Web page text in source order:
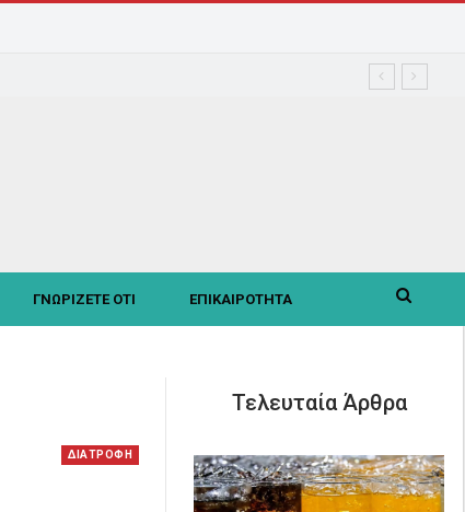
ΓΝΩΡΙΖΕΤΕ ΟΤΙ ΕΠΙΚΑΙΡΟΤΗΤΑ
ΔΙΑΤΡΟΦΗ
Τελευταία Άρθρα